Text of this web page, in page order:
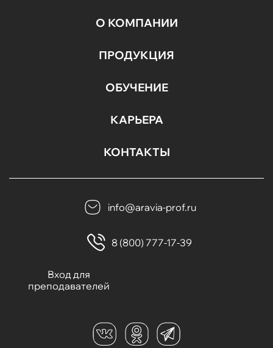
О КОМПАНИИ
ПРОДУКЦИЯ
ОБУЧЕНИЕ
КАРЬЕРА
КОНТАКТЫ
info@aravia-prof.ru
8 (800) 777-17-39
Вход для
преподавателей